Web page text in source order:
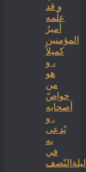
و قد
علّمه
أميرُ
المؤمنين
كميلاً
، و
هو
من
خواصّ
أصحابه
. و
يُدعى
به
في
ليلةالنّصف